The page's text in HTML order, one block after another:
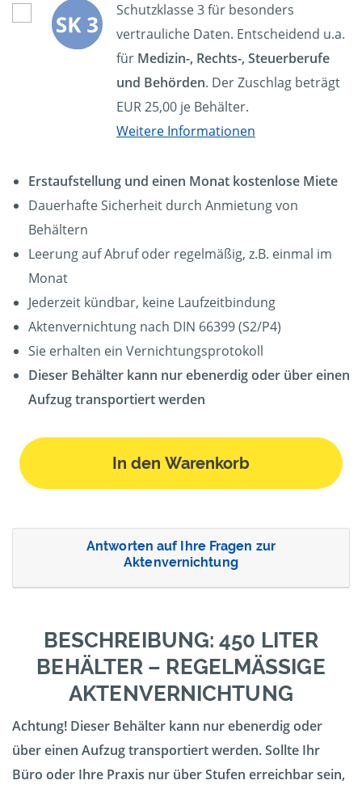
Schutzklasse 3 für besonders
vertrauliche Daten. Entscheidend u.a.
für Medizin-, Rechts-, Steuerberufe
und Behörden. Der Zuschlag beträgt
EUR 25,00 je Behälter.
Weitere Informationen
Erstaufstellung und einen Monat kostenlose Miete
Dauerhafte Sicherheit durch Anmietung von
Behältern
Leerung auf Abruf oder regelmäßig, z.B. einmal im
Monat
Jederzeit kündbar, keine Laufzeitbindung
Aktenvernichtung nach DIN 66399 (S2/P4)
Sie erhalten ein Vernichtungsprotokoll
Dieser Behälter kann nur ebenerdig oder über einen
Aufzug transportiert werden
In den Warenkorb
Antworten auf Ihre Fragen zur
Aktenvernichtung
BESCHREIBUNG: 450 LITER
BEHÄLTER – REGELMÄSSIGE A
KTENVERNICHTUNG
Achtung! Dieser Behälter kann nur ebenerdig oder
über einen Aufzug transportiert werden. Sollte Ihr
Büro oder Ihre Praxis nur über Stufen erreichbar sein,